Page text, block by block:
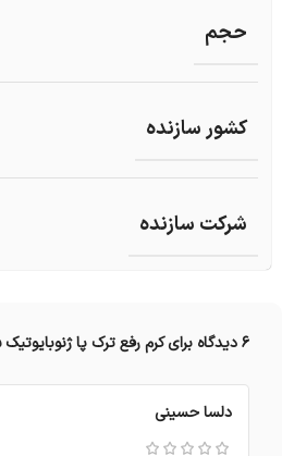
حجم
کشور سازنده
شرکت سازنده
6 دیدگاه برای کرم رفع ترک پا ژنوبایوتیک 75 میلی‌لیتر
دلسا حسینی